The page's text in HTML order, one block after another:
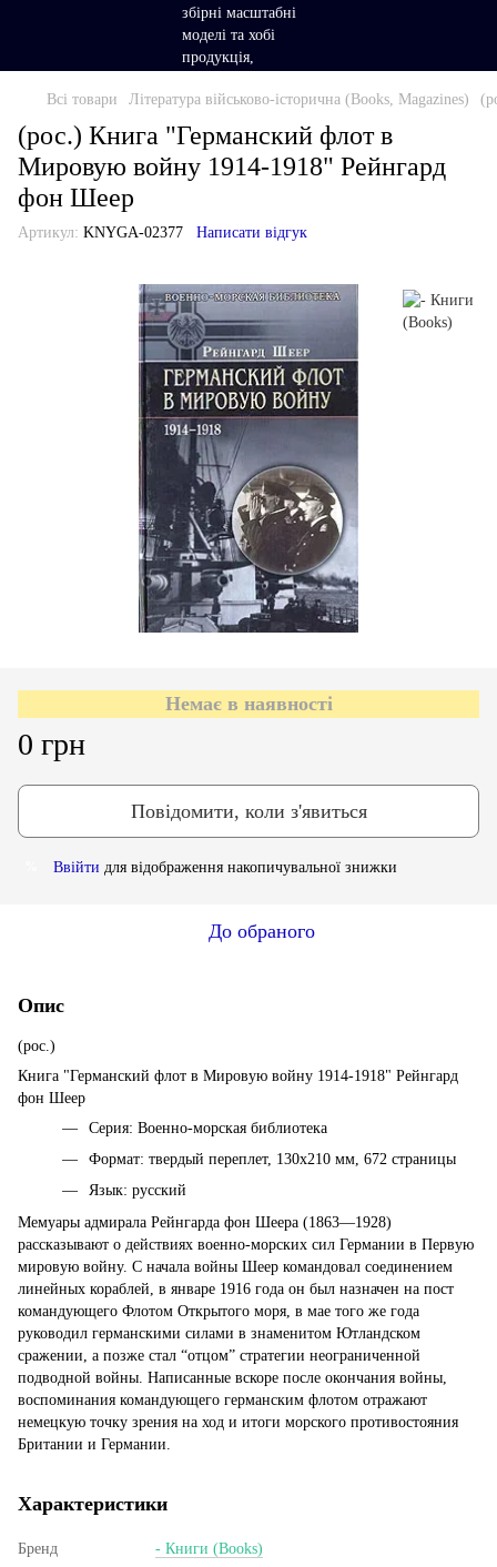
Всі товари Література військово-історична (Books, Magazines)
(рос.) Книга "Германский флот в
Мировую войну 1914-1918" Рейнгард
фон Шеер
Артикул: KNYGA-02377 Написати відгук
Немає в наявності
0 грн
Повідомити, коли з'явиться
Ввійти для відображення накопичувальної знижки
До обраного
Опис
(рос.)
Книга "Германский флот в Мировую войну 1914-1918" Рейнгард
фон Шеер
Серия: Военно-морская библиотека
Формат: твердый переплет, 130х210 мм, 672 страницы
Язык: русский
Мемуары адмирала Рейнгарда фон Шеера (1863—1928)
рассказывают о действиях военно-морских сил Германии в Первую
мировую войну. С начала войны Шеер командовал соединением
линейных кораблей, в январе 1916 года он был назначен на пост
командующего Флотом Открытого моря, в мае того же года
руководил германскими силами в знаменитом Ютландском
сражении, а позже стал “отцом” стратегии неограниченной
подводной войны. Написанные вскоре после окончания войны,
воспоминания командующего германским флотом отражают
немецкую точку зрения на ход и итоги морского противостояния
Британии и Германии.
Характеристики
Бренд
- Книги (Books)